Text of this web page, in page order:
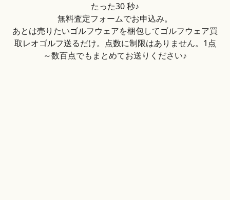
たった30 秒♪
無料査定フォームでお申込み。
あとは売りたいゴルフウェアを梱包してゴルフウェア買
取レオゴルフ送るだけ。点数に制限はありません。1点
～数百点でもまとめてお送りください♪